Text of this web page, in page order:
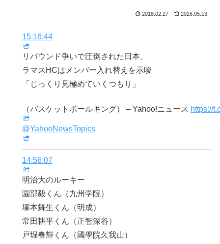
2018.02.27 2026.05.13
15:16:44
リバウンド争いで圧倒された日本、
ラマスHCはメンバー入れ替えを示唆
「じっくり見極めていくつもり」
（バスケットボールキング） – Yahoo!ニュース https://
@YahooNewsTopics
14:56:07
明治大のルーキー
園部毅くん（九州学院）
塚本舞生くん（明成）
常田耕平くん（正智深谷）
戸堀春輝くん（國學院久我山）